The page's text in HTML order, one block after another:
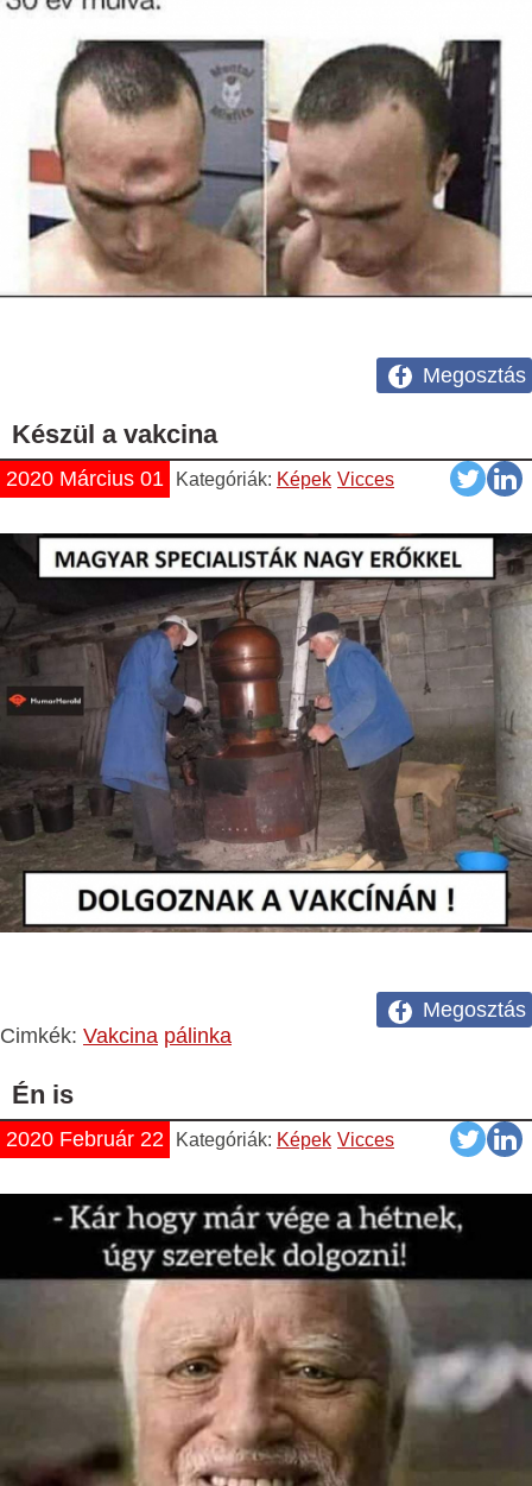
Megosztás
Készül a vakcina
2020 Március 01 Kategóriák: Képek Vicces
Megosztás
Cimkék: Vakcina pálinka
Én is
2020 Február 22 Kategóriák: Képek Vicces